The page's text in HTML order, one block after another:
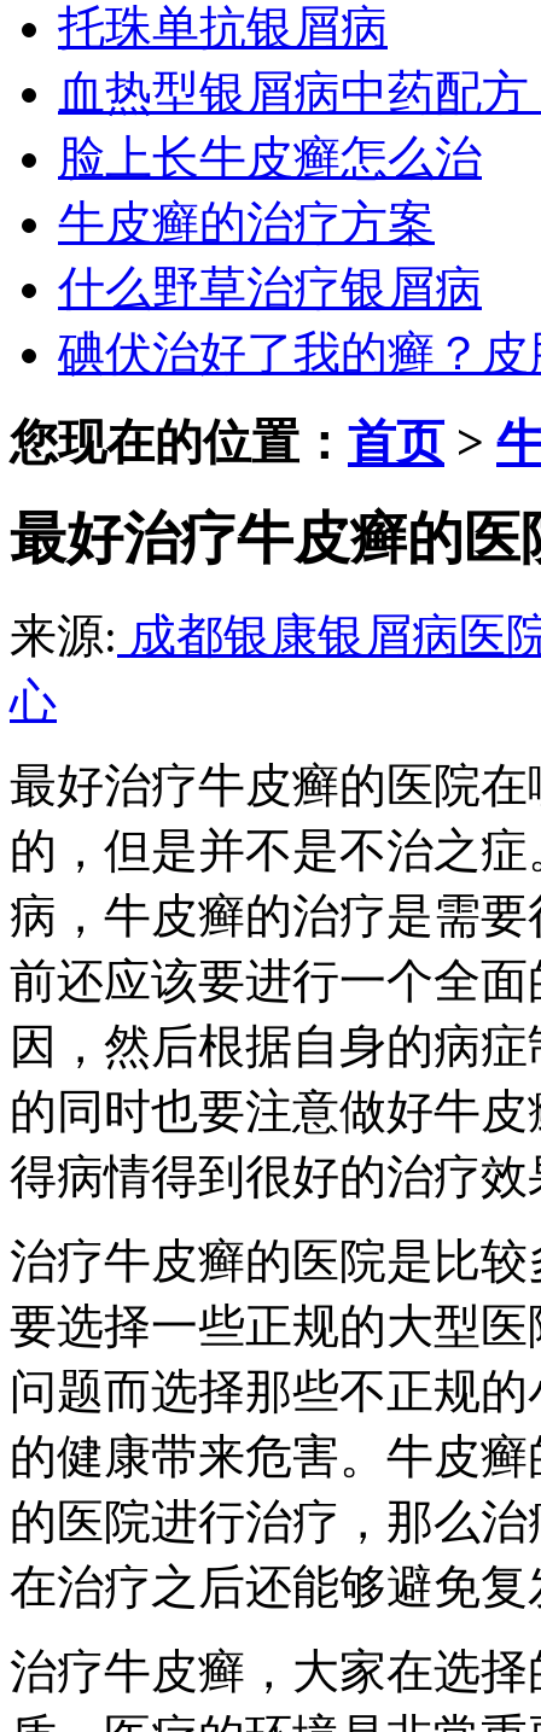
托珠单抗银屑病
血热型银屑病中药配方
脸上长牛皮癣怎么治
牛皮癣的治疗方案
什么野草治疗银屑病
碘伏治好了我的癣？皮
您现在的位置： 首页>
最好治疗牛皮癣的医
来源: 成都银康银屑病医
心
最好治疗牛皮癣的医院
的，但是并不是不治之
病，牛皮癣的治疗是需
前还应该要进行一个全
因，然后根据自身的病
的同时也要注意做好牛
得病情得到很好的治疗效
治疗牛皮癣的医院是比
要选择一些正规的大型
问题而选择那些不正规
的健康带来危害。牛皮
的医院进行治疗，那么
在治疗之后还能够避免复
治疗牛皮癣，大家在选